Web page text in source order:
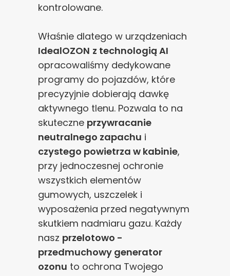
kontrolowane.
Właśnie dlatego w urządzeniach
IdealOZON z technologią AI
opracowaliśmy dedykowane
programy do pojazdów, które
precyzyjnie dobierają dawkę
aktywnego tlenu. Pozwala to na
skuteczne przywracanie
neutralnego zapachu i
czystego powietrza w kabinie,
przy jednoczesnej ochronie
wszystkich elementów
gumowych, uszczelek i
wyposażenia przed negatywnym
skutkiem nadmiaru gazu. Każdy
nasz przelotowo -
przedmuchowy generator
ozonu to ochrona Twojego